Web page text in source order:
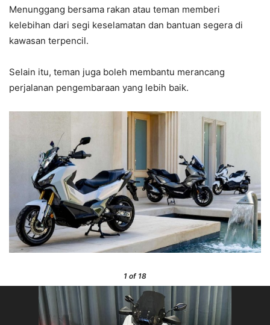
Menunggang bersama rakan atau teman memberi
kelebihan dari segi keselamatan dan bantuan segera di
kawasan terpencil.
Selain itu, teman juga boleh membantu merancang
perjalanan pengembaraan yang lebih baik.
1 of 18